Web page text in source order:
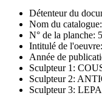
Détenteur du
Nom du catalogue:
N° de la planche:
Intitulé de l'oeuvre:
Année de
Sculpteur 1:
Sculpteur 2:
Sculpteur 3: